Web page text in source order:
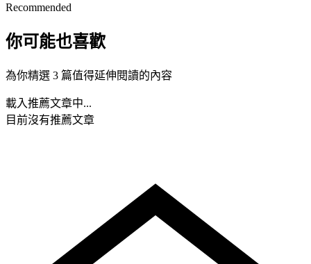
Recommended
你可能也喜歡
為你精選 3 篇值得延伸閱讀的內容
載入推薦文章中...
目前沒有推薦文章